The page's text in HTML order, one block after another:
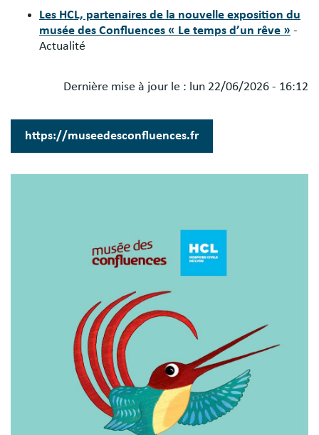
Les HCL, partenaires de la nouvelle exposition du
musée des Confluences « Le temps d’un rêve » -
Actualité
Dernière mise à jour le : lun 22/06/2026 - 16:12
Blocs
libreshttps://museedesconfluences.fr